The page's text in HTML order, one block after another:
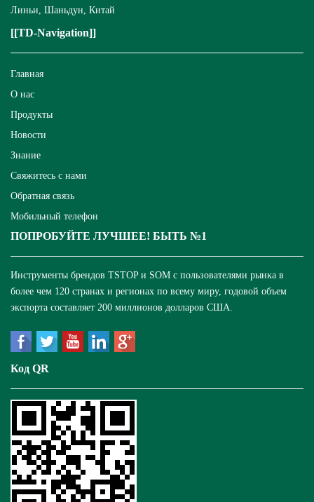
Линьи, Шаньдун, Китай
[[TD-Navigation]]
Главная
О нас
Продукты
Новости
Знание
Свяжитесь с нами
Обратная связь
Мобильный телефон
ПОПРОБУЙТЕ ЛУЧШЕЕ! БЫТЬ №1
Инструменты брендов TSTOP и SOM с пользователями рынка в
более чем 120 странах и регионах по всему миру, годовой объем
экспорта составляет 200 миллионов долларов США.
Код QR